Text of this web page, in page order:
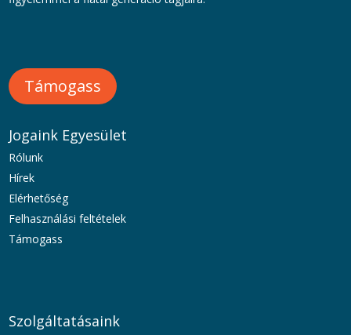
Támogass
Jogaink Egyesület
Rólunk
Hírek
Elérhetőség
Felhasználási feltételek
Támogass
Szolgáltatásaink